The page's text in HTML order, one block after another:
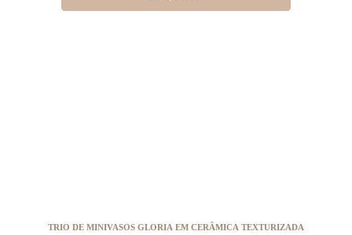
TRIO DE MINIVASOS GLORIA EM CERÂMICA TEXTURIZADA